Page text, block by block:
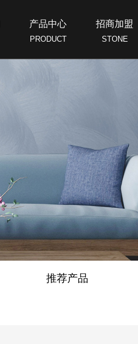
产品中心
PRODUCT
招商加盟
STONE
推荐产品